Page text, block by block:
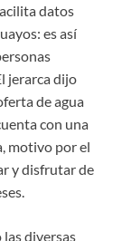
datos
es así
jerarca dijo
de agua
con una
motivo por el
y disfrutar de
diversas